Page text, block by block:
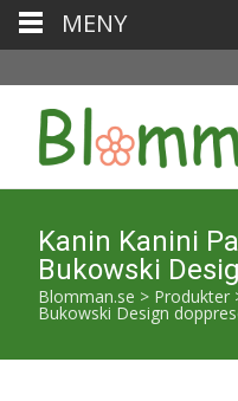
Kanin Kanini
Bukowski
Blomman.se > Produkter
Bukowski Design
MENY